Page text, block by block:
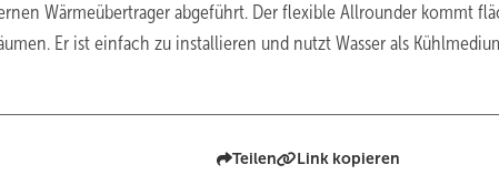
Wärmeübertrager abgeführt. Der flexible Allrounder kommt
Er ist einfach zu installieren und nutzt Wasser als
Teilen Link kopieren